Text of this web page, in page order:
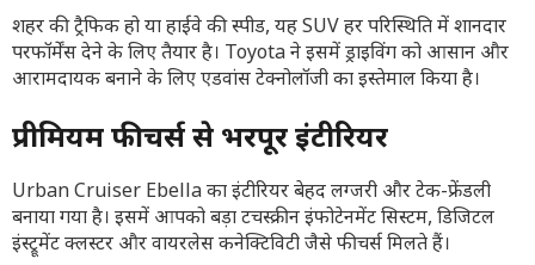
शहर की ट्रैफिक हो या हाईवे की स्पीड, यह SUV हर परिस्थिति में शानदार
परफॉर्मेंस देने के लिए तैयार है। Toyota ने इसमें ड्राइविंग को आसान और
आरामदायक बनाने के लिए एडवांस टेक्नोलॉजी का इस्तेमाल किया है।
प्रीमियम फीचर्स से भरपूर इंटीरियर
Urban Cruiser Ebella का इंटीरियर बेहद लग्जरी और टेक-फ्रेंडली
बनाया गया है। इसमें आपको बड़ा टचस्क्रीन इंफोटेनमेंट सिस्टम, डिजिटल
इंस्ट्रूमेंट क्लस्टर और वायरलेस कनेक्टिविटी जैसे फीचर्स मिलते हैं।